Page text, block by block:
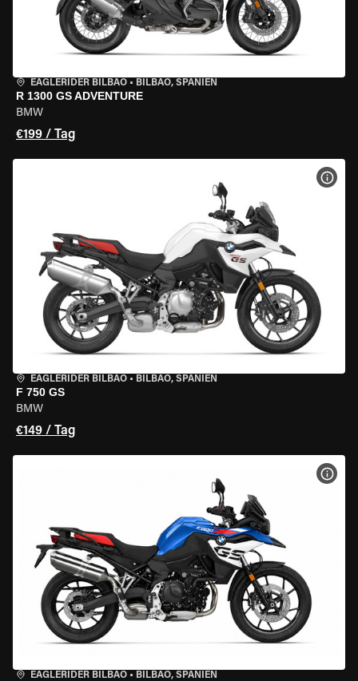
EAGLERIDER BILBAO • BILBAO, SPANIEN
R 1300 GS ADVENTURE
BMW
€199 / Tag
EAGLERIDER BILBAO • BILBAO, SPANIEN
F 750 GS
BMW
€149 / Tag
EAGLERIDER BILBAO • BILBAO, SPANIEN